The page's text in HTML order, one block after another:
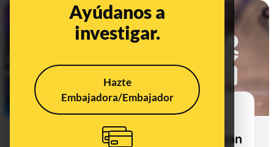
Ayúdanos a
investigar.
Hazte
Embajadora/Embajador
Cómo asegurarte de que vas a
cobrar un premio en la Lotería de
Navidad si lo compartes, te lo roban